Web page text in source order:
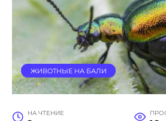
ЖИВОТНЫЕ НА БАЛИ
НА ЧТЕНИЕ